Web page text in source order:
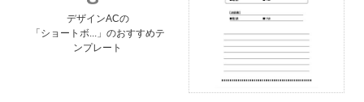
デザインACの
「ショートボ...」のおすすめテ
ンプレート